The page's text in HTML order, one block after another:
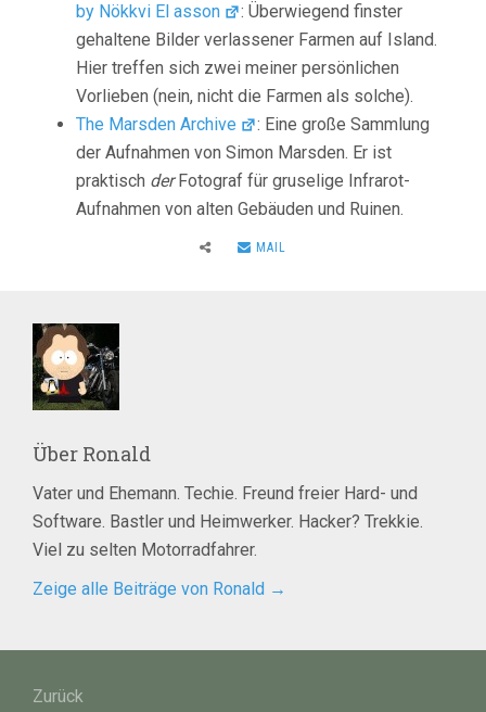
by Nökkvi El asson
: Überwiegend finster
gehaltene Bilder verlassener Farmen auf Island.
Hier treffen sich zwei meiner persönlichen
Vorlieben (nein, nicht die Farmen als solche).
The Marsden Archive
: Eine große Sammlung
der Aufnahmen von Simon Marsden. Er ist
praktisch derFotograf für gruselige Infrarot-
Aufnahmen von alten Gebäuden und Ruinen.
MAIL
Über Ronald
Vater und Ehemann. Techie. Freund freier Hard- und
Software. Bastler und Heimwerker. Hacker? Trekkie.
Viel zu selten Motorradfahrer.
Zeige alle Beiträge von Ronald →
Zurück